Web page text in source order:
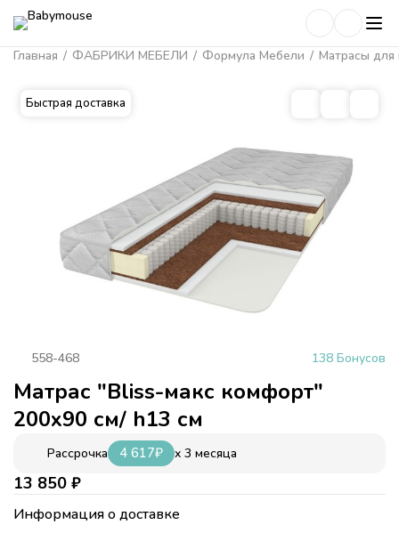
Главная / ФАБРИКИ МЕБЕЛИ / Формула Мебели / Матрасы
Быстрая доставка
558-468 138 Бонусов
Матрас "Bliss-макс комфорт"
200х90 см/ h13 см
Рассрочка 4 617₽ x 3 месяца
13 850 ₽
Информация о доставке